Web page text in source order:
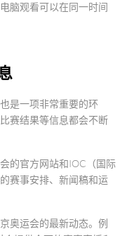
脑观看可以在同一时间
是一项非常重要的环
赛结果等信息都会不断
的官方网站和IOC（国际
赛事安排、新闻稿和运
奥运会的最新动态。例